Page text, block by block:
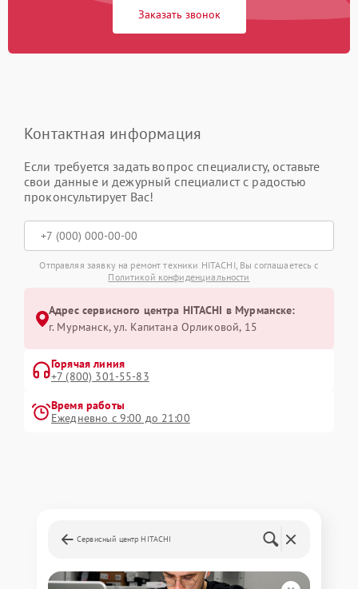
Заказать звонок
Контактная информация
Если требуется задать вопрос специалисту, оставьте
свои данные и дежурный специалист с радостью
проконсультирует Вас!
Отправляя заявку на ремонт техники HITACHI, Вы соглашаетесь с
Политикой конфиденциальности
Адрес сервисного центра HITACHI в Мурманске:
г. Мурманск, ул. Капитана Орликовой, 15
Горячая линия
+7 (800) 301-55-83
Время работы
Ежедневно с 9:00 до 21:00
Сервисный центр HITACHI